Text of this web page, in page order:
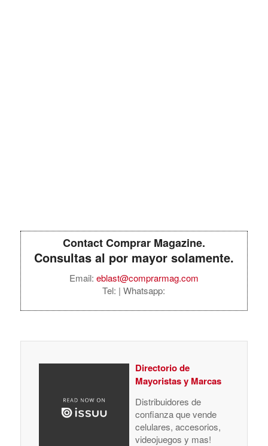
Contact Comprar Magazine.
Consultas al por mayor solamente.
Email: eblast@comprarmag.com
Tel: | Whatsapp:
Directorio de
Mayoristas y Marcas
Distribuidores de
confianza que vende
celulares, accesorios,
videojuegos y mas!